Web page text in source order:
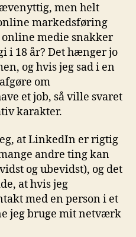
men helt
markedsføring
medie snakker
i 18 år? Det hænger jo
og hvis jeg sad i en
om
et job, så ville svaret
karakter.
at LinkedIn er rigtig
andre ting kan
og ubevidst), og det
at hvis jeg
med en person i et
jeg bruge mit netværk